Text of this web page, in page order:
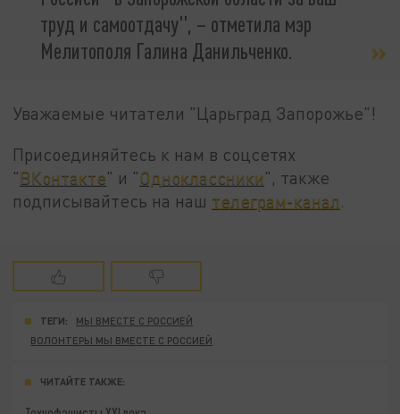
труд и самоотдачу", – отметила мэр
Мелитополя Галина Данильченко.
Уважаемые читатели "Царьград Запорожье"!
Присоединяйтесь к нам в соцсетях
"ВКонтакте" и "Одноклассники", также
подписывайтесь на наш телеграм-канал
ТЕГИ:
МЫ ВМЕСТЕ С РОССИЕЙ
ВОЛОНТЕРЫ МЫ ВМЕСТЕ С РОССИЕЙ
ЧИТАЙТЕ ТАКЖЕ: